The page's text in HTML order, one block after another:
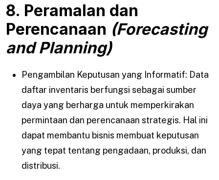
8. Peramalan dan
Perencanaan (Forecasting
and Planning)
Pengambilan Keputusan yang Informatif: Data
daftar inventaris berfungsi sebagai sumber
daya yang berharga untuk memperkirakan
permintaan dan perencanaan strategis. Hal ini
dapat membantu bisnis membuat keputusan
yang tepat tentang pengadaan, produksi, dan
distribusi.